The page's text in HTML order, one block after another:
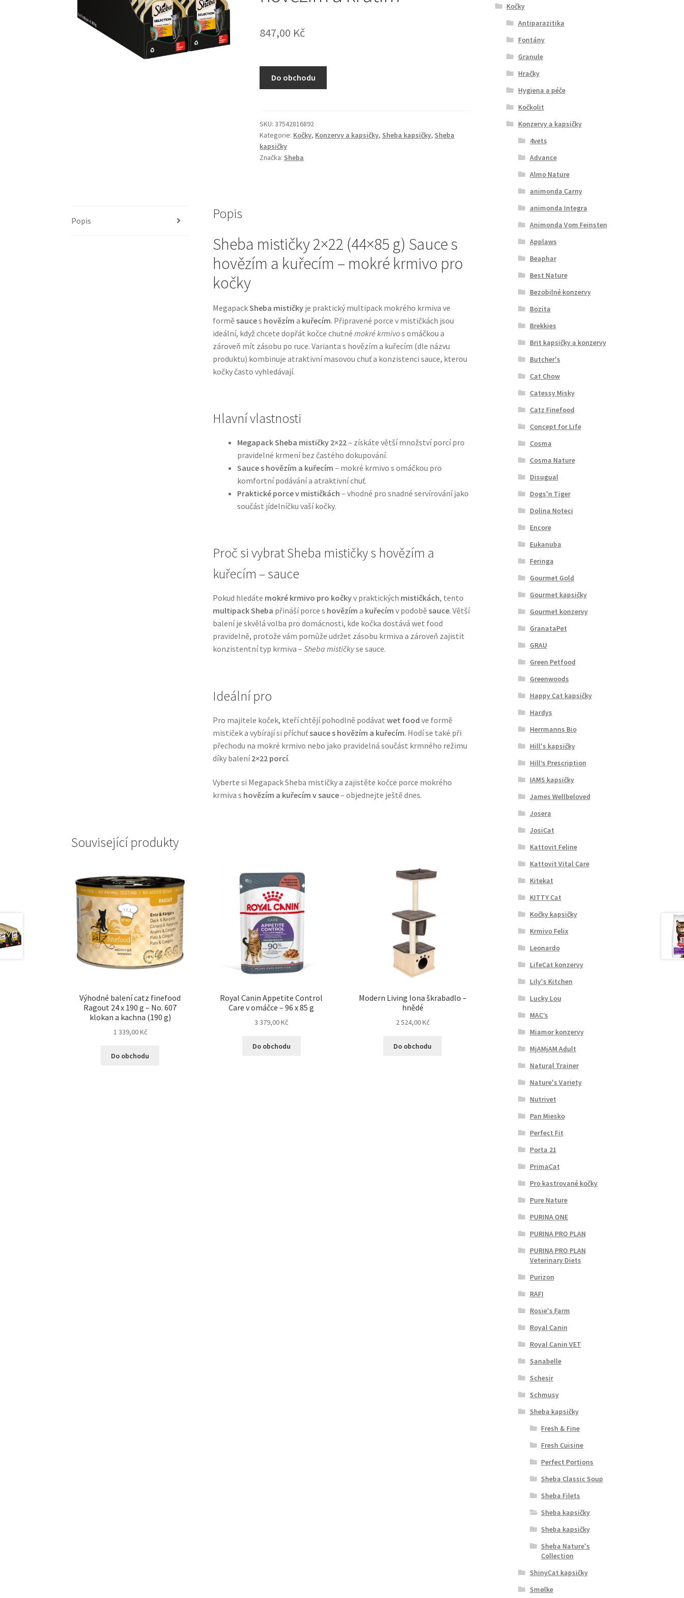
847,00 Kč
Do obchodu
SKU:37542816892
Kategorie: Kočky, Konzervy a kapsičky, Sheba kapsičky, Sheba
kapsičky
Značka: Sheba
Popis Popis
Sheba mističky 2×22 (44×85 g) Sauce s
hovězím a kuřecím – mokré krmivo pro
kočky
MegapackSheba mističkyje praktický multipack mokrého krmiva ve
forměsauces hovězím a kuřecím. Připravené porce v mističkách jsou
ideální, když chcete dopřát kočce chutné mokré krmivos omáčkou a
zároveň mít zásobu po ruce. Varianta s hovězím a kuřecím (dle názvu
produktu) kombinuje atraktivní masovou chuť a konzistenci sauce, kterou
kočky často vyhledávají.
Hlavní vlastnosti
Megapack Sheba mističky 2×22– získáte větší množství porcí pro
pravidelné krmení bez častého dokupování.
Sauce s hovězím a kuřecím – mokré krmivo s omáčkou pro
komfortní podávání a atraktivní chuť.
Praktické porce v mističkách – vhodné pro snadné servírování jako
součást jídelníčku vaší kočky.
Proč si vybrat Sheba mističky s hovězím a
kuřecím – sauce
Pokud hledáte mokré krmivo pro kočkyv praktických mističkách, tento
multipack Sheba přináší porce s hovězím a kuřecím v podoběsauce. Větší
balení je skvělá volba pro domácnosti, kde kočka dostává wet food
pravidelně, protože vám pomůže udržet zásobu krmiva a zároveň zajistit
konzistentní typ krmiva – Sheba mističkyse sauce.
Ideální pro
Pro majitele koček, kteří chtějí pohodlně podávat wet food ve formě
mističek a vybírají si příchuťsauce s hovězím a kuřecím. Hodí se také při
přechodu na mokré krmivo nebo jako pravidelná součást krmného režimu
díky balení2×22 porcí.
Vyberte si Megapack Sheba mističky a zajistěte kočce porce mokrého
krmiva s hovězím a kuřecím v sauce– objednejte ještě dnes.
Související produkty
Výhodné balení catz finefood
Ragout 24 x 190 g – No. 607
klokan a kachna (190 g)
1 339,00Kč
Do obchodu
Royal Canin Appetite Control
Care v omáčce – 96 x 85 g
3 379,00Kč
Do obchodu
Modern Living Iona škrabadlo –
hnědé
2 524,00Kč
Do obchodu
Kočky
Antiparazitika
Fontány
Granule
Hračky
Hygiena a péče
Kočkolit
Konzervy a kapsičky
4vets
Advance
Almo Nature
animonda Carny
animonda Integra
Animonda Vom Feinsten
Applaws
Beaphar
Best Nature
Bezobilné konzervy
Bozita
Brekkies
Brit kapsičky a konzervy
Butcher's
Cat Chow
Catessy Misky
Catz Finefood
Concept for Life
Cosma
Cosma Nature
Disugual
Dogs'n Tiger
Dolina Noteci
Encore
Eukanuba
Feringa
Gourmet Gold
Gourmet kapsičky
Gourmet konzervy
GranataPet
GRAU
Green Petfood
Greenwoods
Happy Cat kapsičky
Hardys
Herrmanns Bio
Hill's kapsičky
Hill’s Prescription
IAMS kapsičky
James Wellbeloved
Josera
JosiCat
Kattovit Feline
Kattovit Vital Care
Kitekat
KITTY Cat
Kočky kapsičky
Krmivo Felix
Leonardo
LifeCat konzervy
Lily's Kitchen
Lucky Lou
MAC’s
Miamor konzervy
MjAMjAM Adult
Natural Trainer
Nature's Variety
Nutrivet
Pan Miesko
Perfect Fit
Porta 21
PrimaCat
Pro kastrované kočky
Pure Nature
PURINA ONE
PURINA PRO PLAN
PURINA PRO PLAN
Veterinary Diets
Purizon
RAFI
Rosie's Farm
Royal Canin
Royal Canin VET
Sanabelle
Schesir
Schmusy
Sheba kapsičky
Fresh & Fine
Fresh Cuisine
Perfect Portions
Sheba Classic Soup
Sheba Filets
Sheba kapsičky
Sheba kapsičky
Sheba Nature's
Collection
ShinyCat kapsičky
Smølke